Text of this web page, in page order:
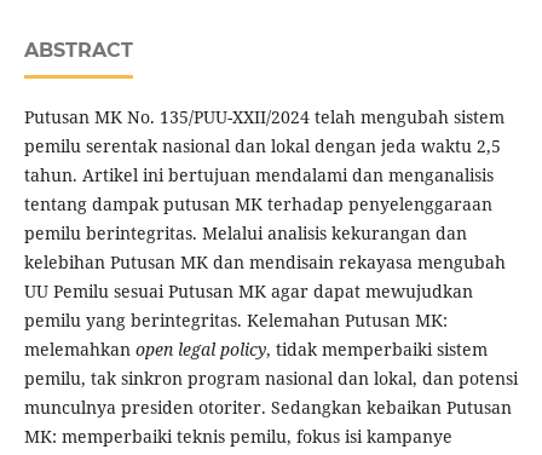
ABSTRACT
Putusan MK No. 135/PUU-XXII/2024 telah mengubah sistem
pemilu serentak nasional dan lokal dengan jeda waktu 2,5
tahun. Artikel ini bertujuan mendalami dan menganalisis
tentang dampak putusan MK terhadap penyelenggaraan
pemilu berintegritas. Melalui analisis kekurangan dan
kelebihan Putusan MK dan mendisain rekayasa mengubah
UU Pemilu sesuai Putusan MK agar dapat mewujudkan
pemilu yang berintegritas. Kelemahan Putusan MK:
melemahkan open legal policy, tidak memperbaiki sistem
pemilu, tak sinkron program nasional dan lokal, dan potensi
munculnya presiden otoriter. Sedangkan kebaikan Putusan
MK: memperbaiki teknis pemilu, fokus isi kampanye